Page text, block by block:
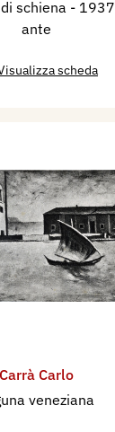
schiena - 1937
ante
scheda
Carrà Carlo
veneziana